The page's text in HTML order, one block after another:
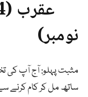
نومبر)
مثبت پہلو: آج آپ کی
ساتھ مل کر کام کرنے